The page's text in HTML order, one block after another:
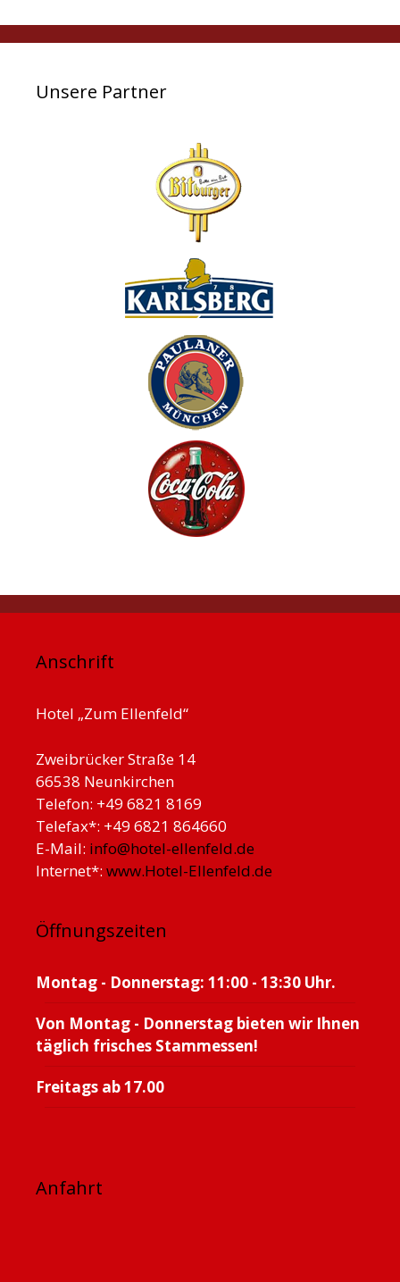
Unsere Partner
Anschrift
Hotel „Zum Ellenfeld“
Zweibrücker Straße 14
66538 Neunkirchen
Telefon: +49 6821 8169
Telefax*: +49 6821 864660
E-Mail: info@hotel-ellenfeld.de
Internet*: www.Hotel-Ellenfeld.de
Öffnungszeiten
Montag - Donnerstag: 11:00 - 13:30 Uhr.
Von Montag - Donnerstag bieten wir Ihnen
täglich frisches Stammessen!
Freitags ab 17.00
Anfahrt